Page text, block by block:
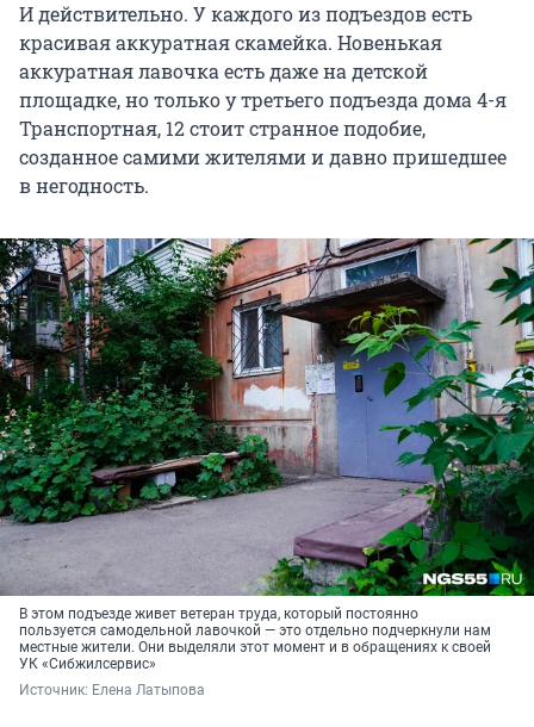
И действительно. У каждого из подъездов есть
красивая аккуратная скамейка. Новенькая
аккуратная лавочка есть даже на детской
площадке, но только у третьего подъезда дома 4-я
Транспортная, 12 стоит странное подобие,
созданное самими жителями и давно пришедшее
в негодность.
В этом подъезде живет ветеран труда, который постоянно
пользуется самодельной лавочкой — это отдельно подчеркнули нам
местные жители. Они выделяли этот момент и в обращениях к своей
УК «Сибжилсервис»
Источник: Елена Латыпова